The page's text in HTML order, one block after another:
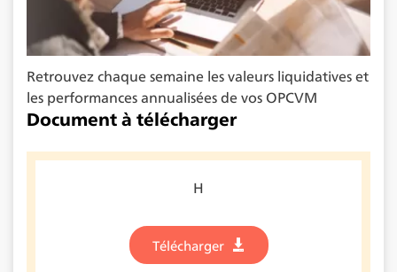
Retrouvez chaque semaine les valeurs liquidatives et
les performances annualisées de vos OPCVM
Document à télécharger
H
Télécharger